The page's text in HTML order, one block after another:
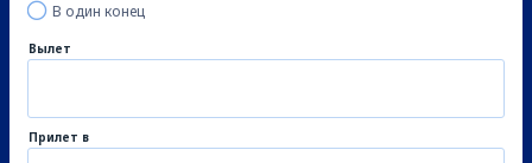
В один конец
Вылет
Прилет в